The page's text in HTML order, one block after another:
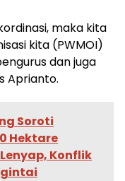
maka kita
kita (PWMOI)
dan juga
Aprianto.
Soroti
Hektare
Konflik